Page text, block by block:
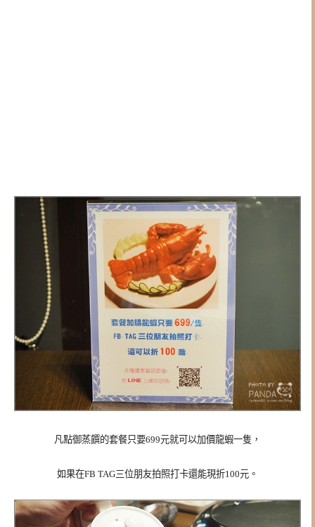
凡點御蒸饌的套餐只要699元就可以加價龍蝦一隻，
如果在FB TAG三位朋友拍照打卡還能現折100元。